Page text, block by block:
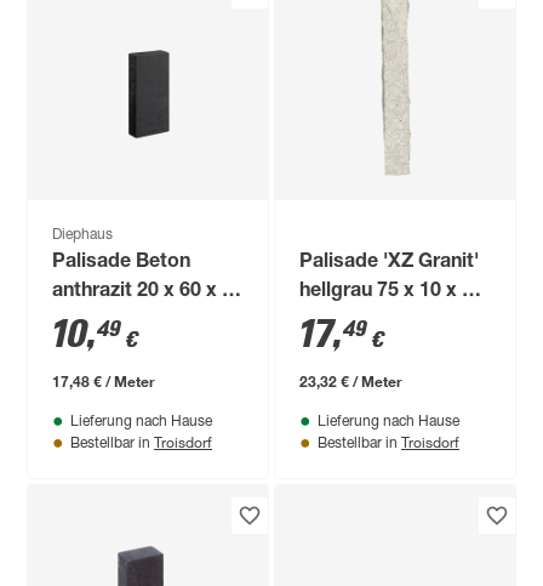
Diephaus
Palisade Beton
anthrazit 20 x 60 x 8
cm
10,49 €
17,48 € / Meter
Lieferung nach Hause
Bestellbar in Troisdorf
Palisade 'XZ Granit'
hellgrau 75 x 10 x 10
cm
17,49 €
23,32 € / Meter
Lieferung nach Hause
Bestellbar in Troisdorf